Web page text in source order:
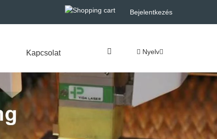
Bejelentkezés
Kapcsolat Nyelv